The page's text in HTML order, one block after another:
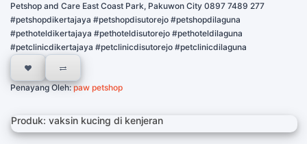
Petshop and Care East Coast Park, Pakuwon City 0897 7489 277
#petshopdikertajaya #petshopdisutorejo #petshopdilaguna
#pethoteldikertajaya #pethoteldisutorejo #pethoteldilaguna
#petclinicdikertajaya #petclinicdisutorejo #petclinicdilaguna
Penayang Oleh:paw petshop
Produk: vaksin kucing di kenjeran